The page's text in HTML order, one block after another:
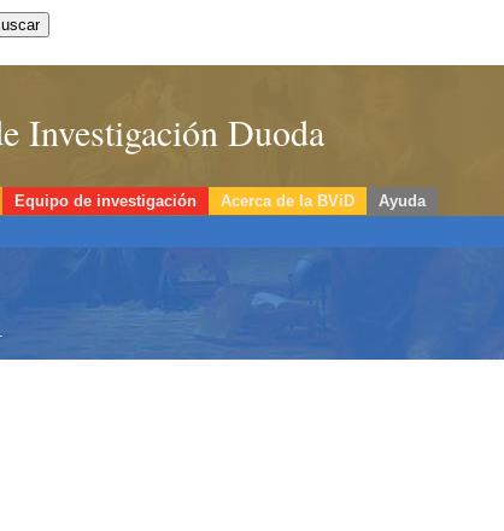
Investigación Duoda
Equipo de investigación Acerca de la BViD Ayuda
.